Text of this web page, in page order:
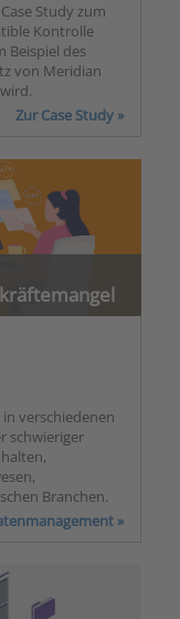
Study zum
Kontrolle
Beispiel des
von Meridian
Zur Case Study »
verschiedenen
schwieriger
Branchen.
»